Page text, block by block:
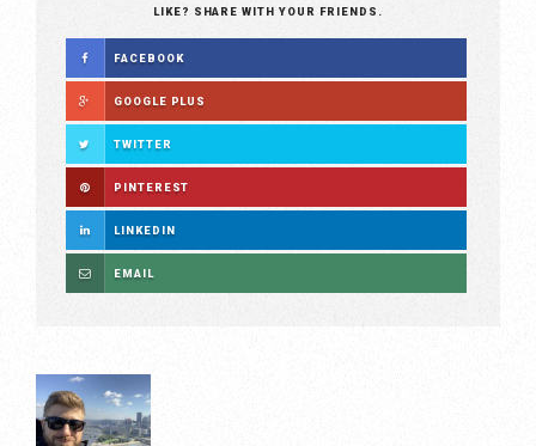
LIKE? SHARE WITH YOUR FRIENDS.
FACEBOOK
GOOGLE PLUS
TWITTER
PINTEREST
LINKEDIN
EMAIL